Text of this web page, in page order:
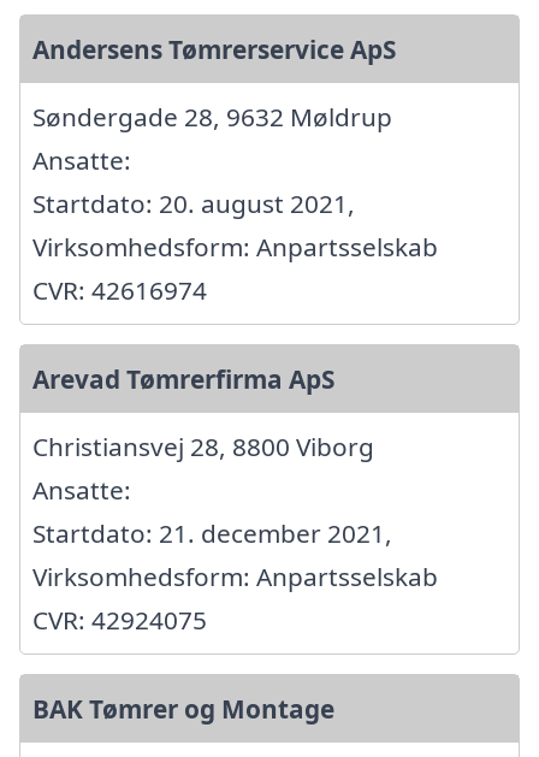
Andersens Tømrerservice ApS
Søndergade 28, 9632 Møldrup
Ansatte:
Startdato: 20. august 2021,
Virksomhedsform: Anpartsselskab
CVR: 42616974
Arevad Tømrerfirma ApS
Christiansvej 28, 8800 Viborg
Ansatte:
Startdato: 21. december 2021,
Virksomhedsform: Anpartsselskab
CVR: 42924075
BAK Tømrer og Montage